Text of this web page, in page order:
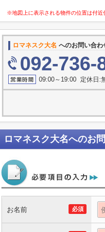
※地図上に表示される物件の位置は付近
ロマネスク大名 へのお問い合わ
092-736-
09:00～19:00 定休日:
ロマネスク大名へのお
必須
お名前